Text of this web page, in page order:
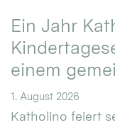
Ein Jahr
einem
1. August 2026
Katholino feiert